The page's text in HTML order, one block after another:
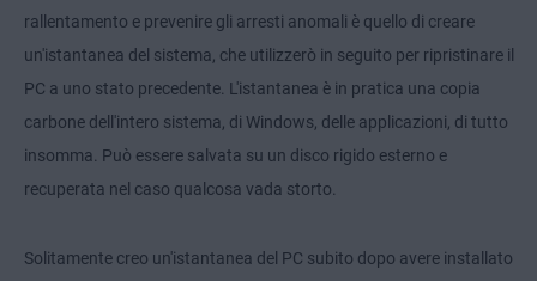
rallentamento e prevenire gli arresti anomali è quello di creare
un'istantanea del sistema, che utilizzerò in seguito per ripristinare il
PC a uno stato precedente. L'istantanea è in pratica una copia
carbone dell'intero sistema, di Windows, delle applicazioni, di tutto
insomma. Può essere salvata su un disco rigido esterno e
recuperata nel caso qualcosa vada storto.
Solitamente creo un'istantanea del PC subito dopo avere installato